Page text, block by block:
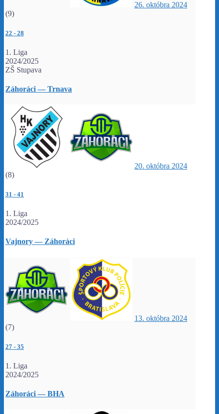
26. októbra 2024
(9)
22 - 28
1. Liga
2024/2025
ZŠ Stupava
Záhoráci — Trnava
20. októbra 2024
(8)
31 - 41
1. Liga
2024/2025
Vajnory — Záhoráci
13. októbra 2024
(7)
27 - 35
1. Liga
2024/2025
Záhoráci — BHA